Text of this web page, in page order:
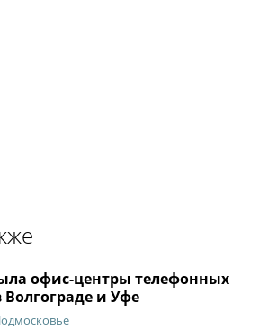
офис-центры телефонных
и Уфе